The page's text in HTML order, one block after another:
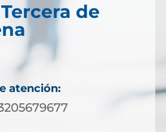
de
atención: